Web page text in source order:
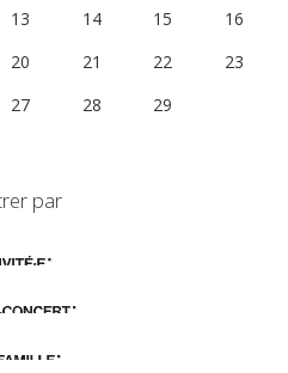
13 14 15
16
20 21 22
23
27 28 29
par